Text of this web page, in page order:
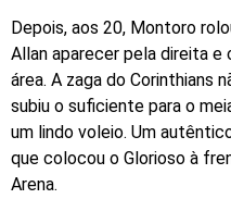
Depois, aos 20, Montoro
Allan aparecer pela direita e
área. A zaga do Corinthians
subiu o suficiente para o
um lindo voleio. Um
que colocou o Glorioso à
Arena.